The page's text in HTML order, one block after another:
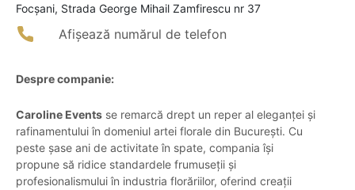
Focşani, Strada George Mihail Zamfirescu nr 37
Afișează numărul de telefon
Despre companie:
Caroline Events se remarcă drept un reper al eleganței și
rafinamentului în domeniul artei florale din București. Cu
peste șase ani de activitate în spate, compania își
propune să ridice standardele frumuseții și
profesionalismului în industria florăriilor, oferind creații